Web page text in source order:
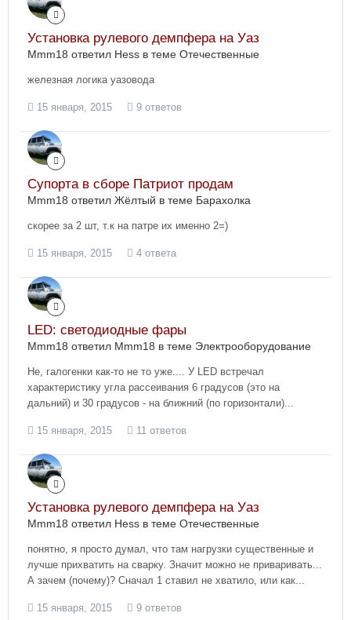
Установка рулевого демпфера на Уаз
Mmm18 ответил Hess в теме Отечественные
железная логика уазовода
15 января, 2015 9 ответов
Супорта в сборе Патриот продам
Mmm18 ответил Жёлтый в теме Барахолка
скорее за 2 шт, т.к на патре их именно 2=)
15 января, 2015 4 ответа
LED: светодиодные фары
Mmm18 ответил Mmm18 в теме Электрооборудование
Не, галогенки как-то не то уже.... У LED встречал
характеристику угла рассеивания 6 градусов (это на
дальний) и 30 градусов - на ближний (по горизонтали)...
15 января, 2015 11 ответов
Установка рулевого демпфера на Уаз
Mmm18 ответил Hess в теме Отечественные
понятно, я просто думал, что там нагрузки существенные и
лучше прихватить на сварку. Значит можно не приваривать...
А зачем (почему)? Сначал 1 ставил не хватило, или как...
15 января, 2015 9 ответов